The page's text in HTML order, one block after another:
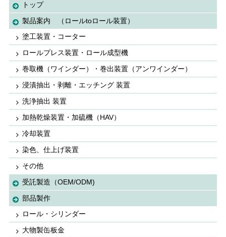
トップ
製品案内 （ロールtoロール装置）
塗工装置・コーター
ロールプレス装置・ロール成型機
巻取機（ワインダー）・巻出装置（アンワインダー）
浸漬抽出・剥離・エッチング 装置
洗浄抽出 装置
加熱乾燥装置・加硫機（HAV）
冷却装置
染色、仕上げ装置
その他
受託製造（OEM/ODM)
部品製作
ロール・シリンダー
大物製缶板金